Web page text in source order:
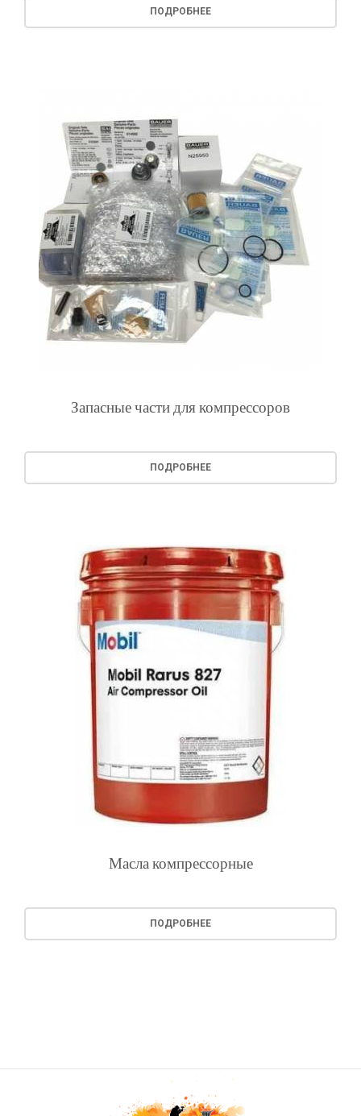
ПОДРОБНЕЕ
Запасные части для компрессоров
ПОДРОБНЕЕ
Масла компрессорные
ПОДРОБНЕЕ